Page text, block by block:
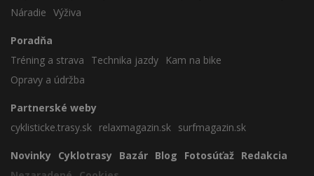
Náradie Výživa
Poradňa
Tréning a strava
Technika jazdy
Kam na bike
Opravy a údržba
Partnerské weby
cyklisticke.trasy.sk relaxmagazin.sk surfmagazin.sk
Novinky Cyklotrasy Bazár Blog Fotosúťaž Redakcia